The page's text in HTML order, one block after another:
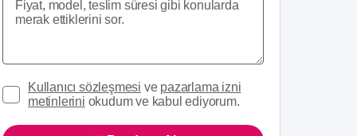
Kullanıcı sözleşmesi ve pazarlama izni
metinlerini okudum ve kabul ediyorum.